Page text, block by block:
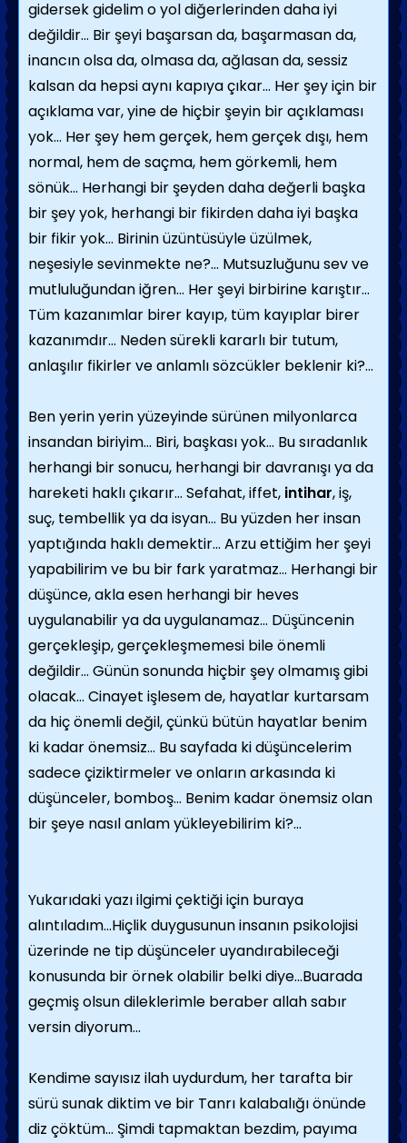
gidersek gidelim o yol diğerlerinden daha iyi
değildir… Bir şeyi başarsan da, başarmasan da,
inancın olsa da, olmasa da, ağlasan da, sessiz
kalsan da hepsi aynı kapıya çıkar… Her şey için bir
açıklama var, yine de hiçbir şeyin bir açıklaması
yok… Her şey hem gerçek, hem gerçek dışı, hem
normal, hem de saçma, hem görkemli, hem
sönük… Herhangi bir şeyden daha değerli başka
bir şey yok, herhangi bir fikirden daha iyi başka
bir fikir yok… Birinin üzüntüsüyle üzülmek,
neşesiyle sevinmekte ne?... Mutsuzluğunu sev ve
mutluluğundan iğren… Her şeyi birbirine karıştır…
Tüm kazanımlar birer kayıp, tüm kayıplar birer
kazanımdır… Neden sürekli kararlı bir tutum,
anlaşılır fikirler ve anlamlı sözcükler beklenir ki?...
Ben yerin yerin yüzeyinde sürünen milyonlarca
insandan biriyim… Biri, başkası yok… Bu sıradanlık
herhangi bir sonucu, herhangi bir davranışı ya da
hareketi haklı çıkarır… Sefahat, iffet, intihar, iş,
suç, tembellik ya da isyan… Bu yüzden her insan
yaptığında haklı demektir… Arzu ettiğim her şeyi
yapabilirim ve bu bir fark yaratmaz… Herhangi bir
düşünce, akla esen herhangi bir heves
uygulanabilir ya da uygulanamaz… Düşüncenin
gerçekleşip, gerçekleşmemesi bile önemli
değildir… Günün sonunda hiçbir şey olmamış gibi
olacak… Cinayet işlesem de, hayatlar kurtarsam
da hiç önemli değil, çünkü bütün hayatlar benim
ki kadar önemsiz… Bu sayfada ki düşüncelerim
sadece çiziktirmeler ve onların arkasında ki
düşünceler, bomboş… Benim kadar önemsiz olan
bir şeye nasıl anlam yükleyebilirim ki?...
Yukarıdaki yazı ilgimi çektiği için buraya
alıntıladım...Hiçlik duygusunun insanın psikolojisi
üzerinde ne tip düşünceler uyandırabileceği
konusunda bir örnek olabilir belki diye...Buarada
geçmiş olsun dileklerimle beraber allah sabır
versin diyorum...
Kendime sayısız ilah uydurdum, her tarafta bir
sürü sunak diktim ve bir Tanrı kalabalığı önünde
diz çöktüm… Şimdi tapmaktan bezdim, payıma